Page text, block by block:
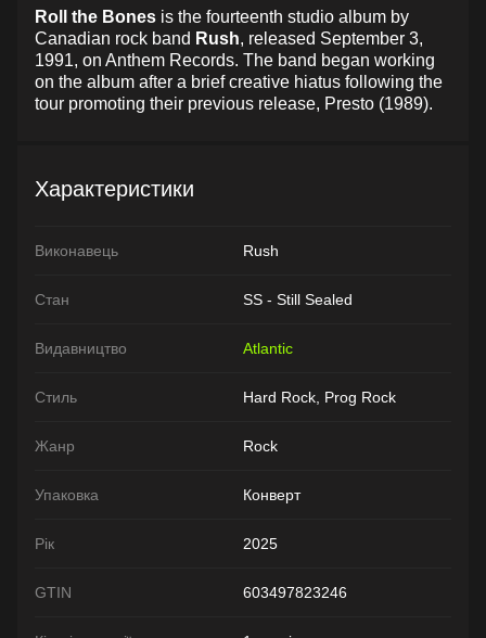
Roll the Bones is the fourteenth studio album by
Canadian rock band Rush, released September 3,
1991, on Anthem Records. The band began working
on the album after a brief creative hiatus following the
tour promoting their previous release, Presto (1989).
Характеристики
Виконавець Rush
Стан SS - Still Sealed
Видавництво Atlantic
Стиль Hard Rock, Prog Rock
Жанр Rock
Упаковка Конверт
Рік 2025
GTIN 603497823246